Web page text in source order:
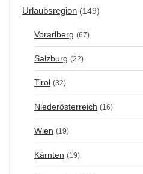
Urlaubsregion (149)
Vorarlberg (67)
Salzburg (22)
Tirol (32)
Niederösterreich (16)
Wien (19)
Kärnten (19)